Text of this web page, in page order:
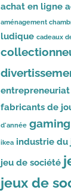
achat en ligne
aménagement
ludique cadeaux
entrepreneuriat
fabricants de
d'année gaming
ikea industrie du
jeu de société
jeux de